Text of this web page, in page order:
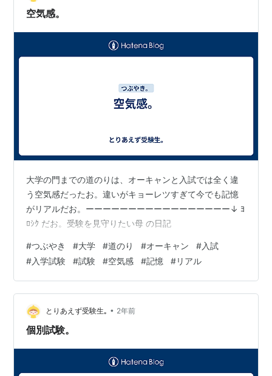
空気感。
大学の門までの道のりは、オーキャンと入試では全く違
う空気感だったお。違いがキョーレツすぎて今でも記憶
がリアルだお。ーーーーーーーーーーーーーーーーー↓ ﾖ
ﾛｼｸ だお。受験を見守りたい母 の日記
#つぶやき #大学 #道のり #オーキャン #入試
#入学試験 #試験 #空気感 #記憶 #リアル
とりあえず受験生｡ • 2年前
個別試験。